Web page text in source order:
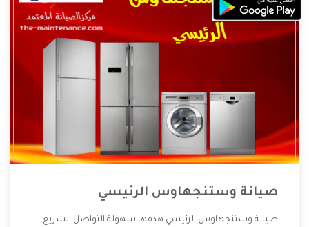
صيانة وستنجهاوس الرئيسي
صيانة وستنجهاوس الرئيسي هدفها سهولة التواصل السريع